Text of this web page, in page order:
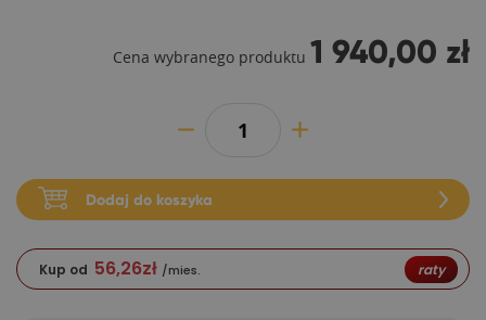
Cena wybranego produktu 1 940,00 zł
Dodaj do koszyka
Kup od 56,26zł /mies. raty